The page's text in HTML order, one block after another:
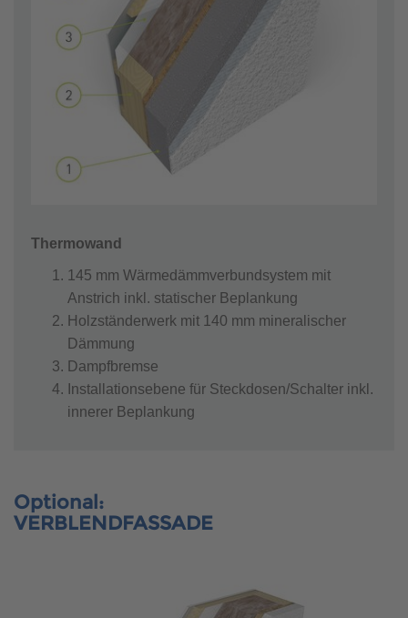
Thermowand
145 mm Wärmedämmverbundsystem mit
Anstrich inkl. statischer Beplankung
Holzständerwerk mit 140 mm mineralischer
Dämmung
Dampfbremse
Installationsebene für Steckdosen/Schalter inkl.
innerer Beplankung
Optional:
VERBLENDFASSADE